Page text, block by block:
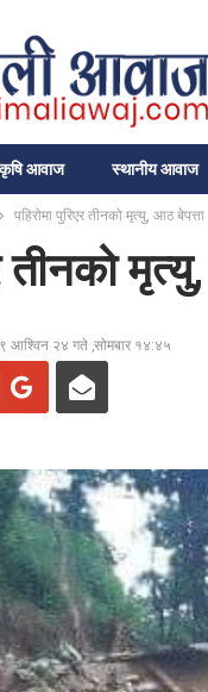
कृषि आवाज स्थानीय आवाज
पहिरोमा पुरिएर तीनको मृत्यु, आठ बेपत्ता
तीनको
आश्विन २४ गते ,सोमबार १४:४५